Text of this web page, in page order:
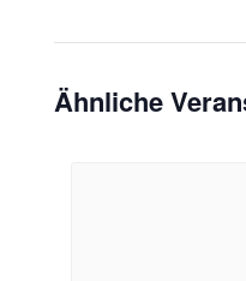
Ähnliche